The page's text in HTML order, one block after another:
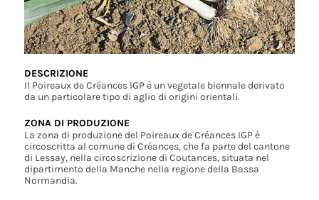
DESCRIZIONE
Il Poireaux de Créances IGP è un vegetale biennale derivato
da un particolare tipo di aglio di origini orientali.
ZONA DI PRODUZIONE
La zona di produzione del Poireaux de Créances IGP è
circoscritta al comune di Créances, che fa parte del cantone
di Lessay, nella circoscrizione di Coutances, situata nel
dipartimento della Manche nella regione della Bassa
Normandia.